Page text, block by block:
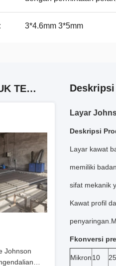
3*4.6mm 3*5mm
PRODUK-PRODUK TERKAIT
Johnson
Layar
Deskripsi
Layar kawat
memiliki
sifat mekanik
Kawat profil
Fkonversi
Mikron10 25